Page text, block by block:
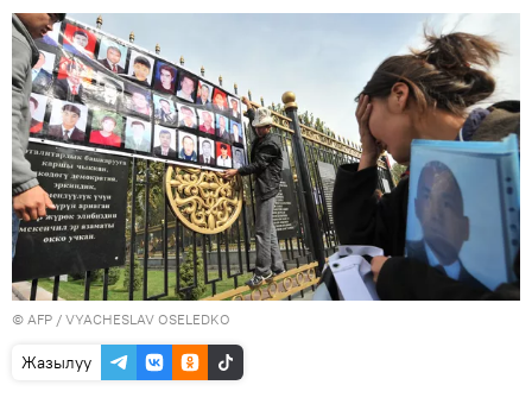
© AFP / VYACHESLAV OSELEDKO
Жазылуу